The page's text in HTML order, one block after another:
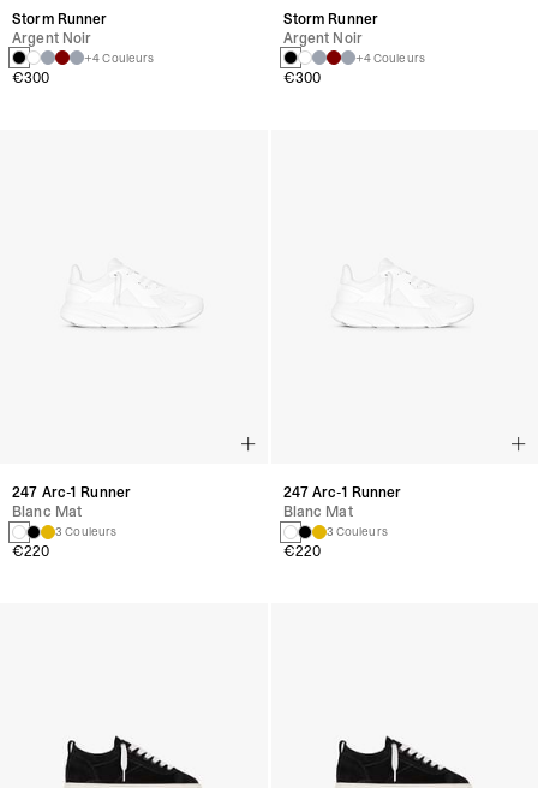
Storm Runner
Argent Noir
+4 Couleurs
€300
247 Arc-1 Runner
Blanc Mat
3 Couleurs
€220
Storm Runner
Argent Noir
+4 Couleurs
€300
247 Arc-1 Runner
Blanc Mat
3 Couleurs
€220